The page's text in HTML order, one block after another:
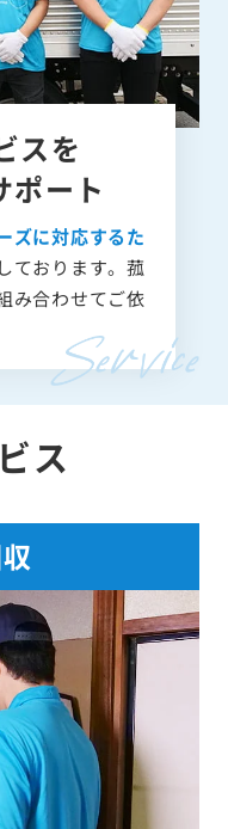
スを
ポート
ズに対応するた
しております。菰
み合わせてご依
ス